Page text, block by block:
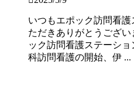
いつもエポック訪問看
ただきありがとうござ
ック訪問看護ステーシ
科訪問看護の開始、伊 ...